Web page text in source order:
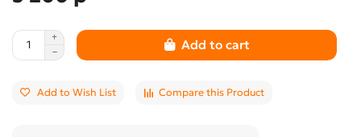
Add to cart
Add to Wish List Compare this Product